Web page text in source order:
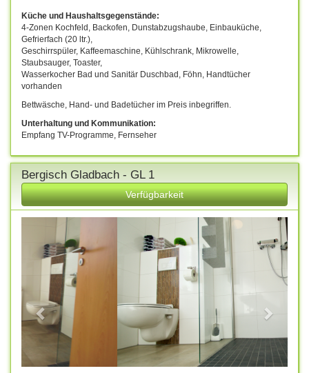
Küche und Haushaltsgegenstände:
4-Zonen Kochfeld, Backofen, Dunstabzugshaube, Einbauküche,
Gefrierfach (20 ltr.),
Geschirrspüler, Kaffeemaschine, Kühlschrank, Mikrowelle,
Staubsauger, Toaster,
Wasserkocher Bad und Sanitär Duschbad, Föhn, Handtücher
vorhanden
Bettwäsche, Hand- und Badetücher im Preis inbegriffen.
Unterhaltung und Kommunikation:
Empfang TV-Programme, Fernseher
Bergisch Gladbach - GL 1
Verfügbarkeit
Previous Next